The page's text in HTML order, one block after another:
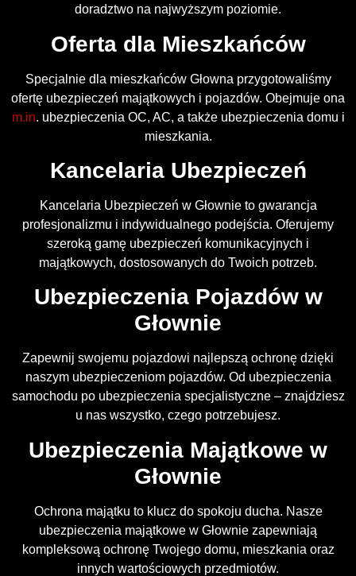
doradztwo na najwyższym poziomie.
Oferta dla Mieszkańców
Specjalnie dla mieszkańców Głowna przygotowaliśmy
ofertę ubezpieczeń majątkowych i pojazdów. Obejmuje ona
m.in. ubezpieczenia OC, AC, a także ubezpieczenia domu i
mieszkania.
Kancelaria Ubezpieczeń
Kancelaria Ubezpieczeń w Głownie to gwarancja
profesjonalizmu i indywidualnego podejścia. Oferujemy
szeroką gamę ubezpieczeń komunikacyjnych i
majątkowych, dostosowanych do Twoich potrzeb.
Ubezpieczenia Pojazdów w
Głownie
Zapewnij swojemu pojazdowi najlepszą ochronę dzięki
naszym ubezpieczeniom pojazdów. Od ubezpieczenia
samochodu po ubezpieczenia specjalistyczne – znajdziesz
u nas wszystko, czego potrzebujesz.
Ubezpieczenia Majątkowe w
Głownie
Ochrona majątku to klucz do spokoju ducha. Nasze
ubezpieczenia majątkowe w Głownie zapewniają
kompleksową ochronę Twojego domu, mieszkania oraz
innych wartościowych przedmiotów.